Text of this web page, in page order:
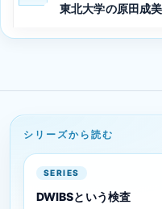
東北大学の原田成
シリーズから読む
SERIES
DWIBSという検査